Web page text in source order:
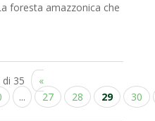
foresta amazzonica che
di 35
«
... 27 28 29
30